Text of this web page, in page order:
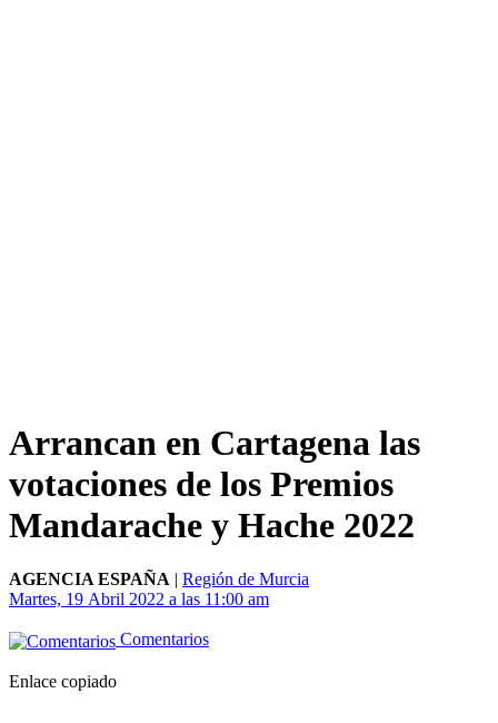
Arrancan en Cartagena las
votaciones de los Premios
Mandarache y Hache 2022
AGENCIA ESPAÑA | Región de Murcia
Martes, 19 Abril 2022 a las 11:00 am
Comentarios
Enlace copiado